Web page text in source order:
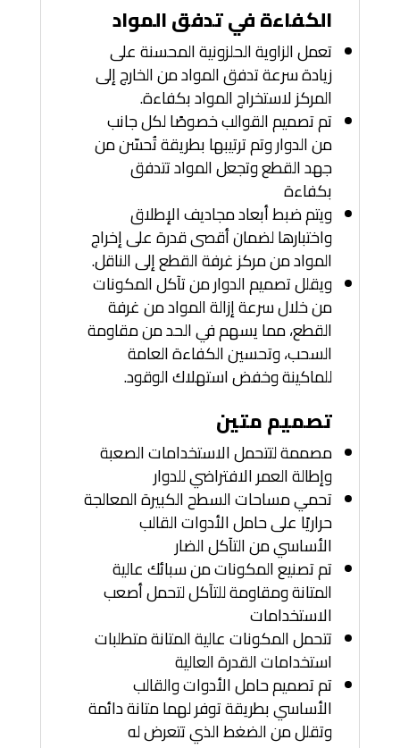
الكفاءة في تدفق المواد
تعمل الزاوية الحلزونية المحسنة على
زيادة سرعة تدفق المواد من الخارج إلى
المركز لاستخراج المواد بكفاءة.
تم تصميم القوالب خصوصًا لكل جانب
من الدوار وتم ترتيبها بطريقة تُحسّن من
جهد القطع وتجعل المواد تتدفق
بكفاءة
ويتم ضبط أبعاد مجاديف الإطلاق
واختبارها لضمان أقصى قدرة على إخراج
المواد من مركز غرفة القطع إلى الناقل.
ويقلل تصميم الدوار من تآكل المكونات
من خلال سرعة إزالة المواد من غرفة
القطع، مما يسهم في الحد من مقاومة
السحب، وتحسين الكفاءة العامة
للماكينة وخفض استهلاك الوقود.
تصميم متين
مصممة لتتحمل الاستخدامات الصعبة
وإطالة العمر الافتراضي للدوار
تحمي مساحات السطح الكبيرة المعالجة
حراريًا على حامل الأدوات القالب
الأساسي من التآكل الضار
تم تصنيع المكونات من سبائك عالية
المتانة ومقاومة للتآكل لتحمل أصعب
الاستخدامات
تتحمل المكونات عالية المتانة متطلبات
استخدامات القدرة العالية
تم تصميم حامل الأدوات والقالب
الأساسي بطريقة توفر لهما متانة دائمة
وتقلل من الضغط الذي تتعرض له